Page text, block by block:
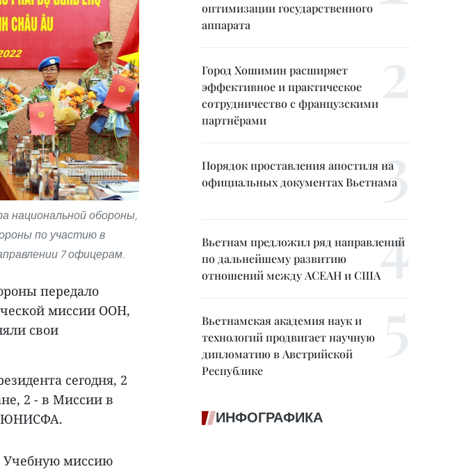
национальной обороны,
по участию в
7 офицерам.
передало
миссии ООН,
свои
сегодня, 2
2 - в Миссии в
ЮНИСФА.
Учебную миссию
оптимизации государственного
аппарата
Город Хошимин расширяет
эффективное и практическое
сотрудничество с французскими
партнёрами
Порядок проставления апостиля на
официальных документах Вьетнама
Вьетнам предложил ряд направлений
по дальнейшему развитию
отношений между АСЕАН и США
Вьетнамская академия наук и
технологий продвигает научную
дипломатию в Австрийской
Республике
ИНФОГРАФИКА